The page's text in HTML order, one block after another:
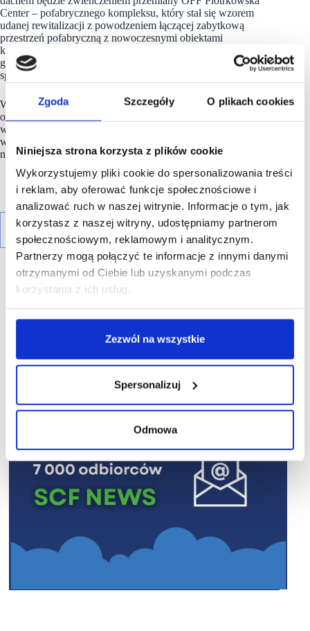
Zgoda Szczegóły O plikach cookies
Niniejsza strona korzysta z plików cookie
Wykorzystujemy pliki cookie do spersonalizowania treści
i reklam, aby oferować funkcje społecznościowe i
analizować ruch w naszej witrynie. Informacje o tym, jak
korzystasz z naszej witryny, udostępniamy partnerom
społecznościowym, reklamowym i analitycznym.
Partnerzy mogą połączyć te informacje z innymi danymi
otrzymanymi od Ciebie lub uzyskanymi podczas
korzystania z ich usług.
Zezwól na wszystkie
Spersonalizuj
Odmowa
Center – pofabrycznego kompleksu, który stał się wzorem
udanej rewitalizacji z powodzeniem łączącej zabytkową
przestrzeń pofabryczną z nowoczesnymi obiektami
komercyjnymi. Popularność jego niebanalnej oferty usługowej,
gastronomicznej i kulturalnej pozwoliły na organiczny rozwój
spójnej całości, tworzącej kreatywny ekosystem.
W ramach tej samej inwestycji, w tym samym czasie coFERN,
od strony ulicy Sienkiewicza powstanie budynek
wielopoziomowego garażu o elewacji w formie ogrodu
wertykalnego, również z przestrzenią sportowo-rekreacyjną
na dachu.
R E K L A M A